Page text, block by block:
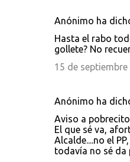
Anónimo ha
Hasta el rabo
gollete? No
15 de
Anónimo ha
Aviso a
El que sé va,
Alcalde....no el
todavía no sé da